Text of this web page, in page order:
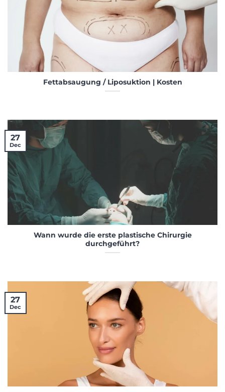
Fettabsaugung / Liposuktion | Kosten
Wann wurde die erste plastische Chirurgie
durchgeführt?
27
Dec
27
Dec